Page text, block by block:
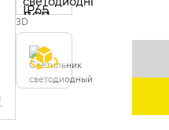
3D